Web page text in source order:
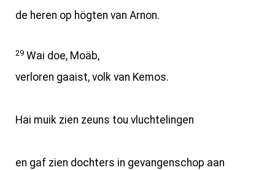
de heren op högten van Arnon.
29 Wai doe, Moäb,
verloren gaaist, volk van Kemos.
Hai muik zien zeuns tou vluchtelingen
en gaf zien dochters in gevangenschop aan